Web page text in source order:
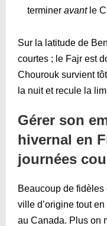
terminer avantle
Sur la latitude de
courtes ; le Fajr est
Chourouk survient
la nuit et recule la
Gérer son
hivernal en
journées
Beaucoup de
ville d’origine tout
au Canada. Plus on